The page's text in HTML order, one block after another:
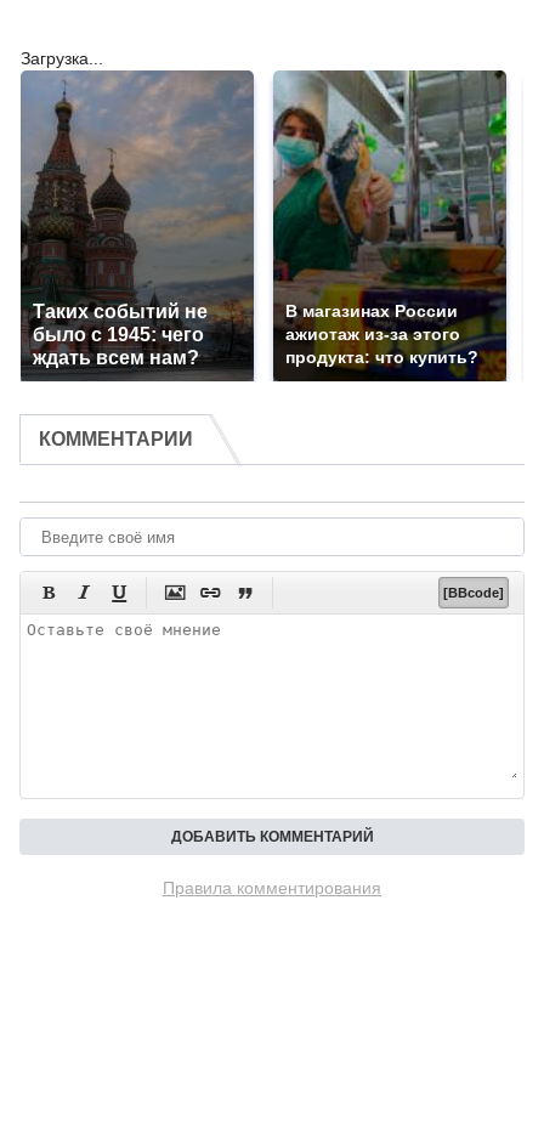
Загрузка...
Таких событий не
было с 1945: чего
ждать всем нам?
В магазинах России
ажиотаж из-за этого
продукта: что купить?
КОММЕНТАРИИ
      [BBcode]
Правила комментирования